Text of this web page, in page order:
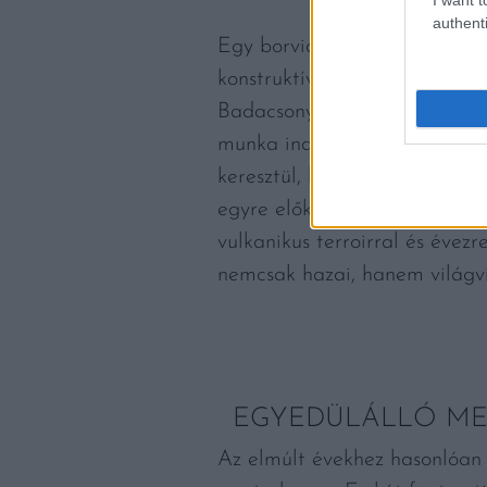
Egy borvidék akkor tud jól
konstruktívan segítik,
Badacsonyi borvidék
munka indult el. Egyre több
keresztül, hogy a borvidék
egyre előkelőbb helyet
vulkanikus terroirral és
nemcsak hazai, hanem
EGYEDÜLÁLLÓ
Az elmúlt évekhez